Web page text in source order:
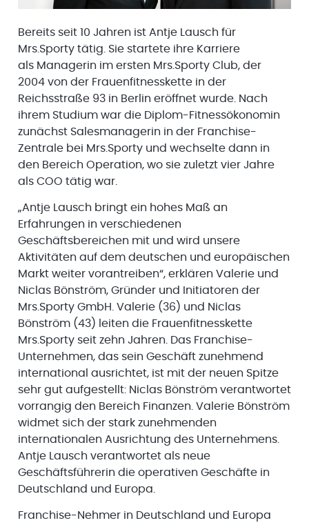
Bereits seit 10 Jahren ist Antje Lausch für
Mrs.Sporty tätig. Sie startete ihre Karriere
als Managerin im ersten Mrs.Sporty Club, der
2004 von der Frauenfitnesskette in der
Reichsstraße 93 in Berlin eröffnet wurde. Nach
ihrem Studium war die Diplom-Fitnessökonomin
zunächst Salesmanagerin in der Franchise-
Zentrale bei Mrs.Sporty und wechselte dann in
den Bereich Operation, wo sie zuletzt vier Jahre
als COO tätig war.
„Antje Lausch bringt ein hohes Maß an
Erfahrungen in verschiedenen
Geschäftsbereichen mit und wird unsere
Aktivitäten auf dem deutschen und europäischen
Markt weiter vorantreiben“, erklären Valerie und
Niclas Bönström, Gründer und Initiatoren der
Mrs.Sporty GmbH. Valerie (36) und Niclas
Bönström (43) leiten die Frauenfitnesskette
Mrs.Sporty seit zehn Jahren. Das Franchise-
Unternehmen, das sein Geschäft zunehmend
international ausrichtet, ist mit der neuen Spitze
sehr gut aufgestellt: Niclas Bönström verantwortet
vorrangig den Bereich Finanzen. Valerie Bönström
widmet sich der stark zunehmenden
internationalen Ausrichtung des Unternehmens.
Antje Lausch verantwortet als neue
Geschäftsführerin die operativen Geschäfte in
Deutschland und Europa.
Franchise-Nehmer in Deutschland und Europa